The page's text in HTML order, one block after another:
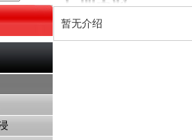
暂无介绍